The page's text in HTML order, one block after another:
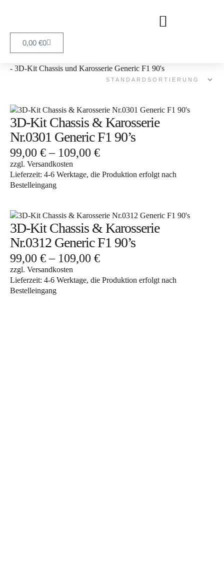
0,00 €0
- 3D-Kit Chassis und Karosserie Generic F1 90's
3D-Kit Chassis & Karosserie
Nr.0301 Generic F1 90’s
99,00 €– 109,00 €
zzgl. Versandkosten
Lieferzeit: 4-6 Werktage, die Produktion erfolgt nach
Bestelleingang
3D-Kit Chassis & Karosserie
Nr.0312 Generic F1 90’s
99,00 €– 109,00 €
zzgl. Versandkosten
Lieferzeit: 4-6 Werktage, die Produktion erfolgt nach
Bestelleingang